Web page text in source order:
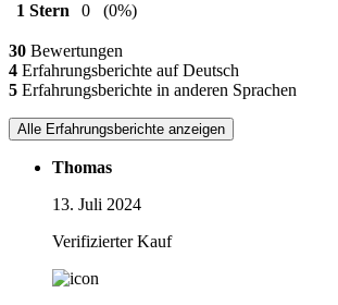
1 Stern
0 (0%)
30 Bewertungen
4 Erfahrungsberichte auf Deutsch
5 Erfahrungsberichte in anderen Sprachen
Alle Erfahrungsberichte anzeigen
Thomas
13. Juli 2024
Verifizierter Kauf